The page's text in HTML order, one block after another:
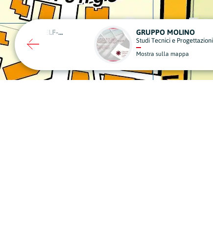
MOLINO
e Progettazioni
mappa
CIVIS
Vigilanza, Sicurezza e
Mostra sulla mappa